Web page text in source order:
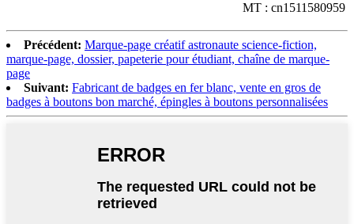
MT : cn1511580959
Précédent: Marque-page créatif astronaute science-fiction,
marque-page, dossier, papeterie pour étudiant, chaîne de marque-
page
Suivant: Fabricant de badges en fer blanc, vente en gros de
badges à boutons bon marché, épingles à boutons personnalisées